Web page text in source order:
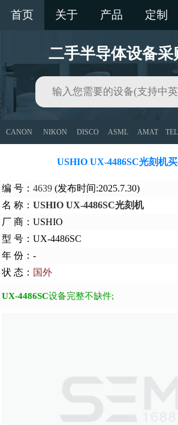
首页 关于 产品 定制
二手半导体设备采
CANON NIKON DISCO ASML AMAT TEL
USHIO UX-4486SC光刻机
编 号： 4639 (发布时间:2025.7.30)
名 称： USHIO UX-4486SC光刻机
厂 商：USHIO
型 号：UX-4486SC
年 份：-
状 态： 国外
UX-4486SC设备完整不缺件;